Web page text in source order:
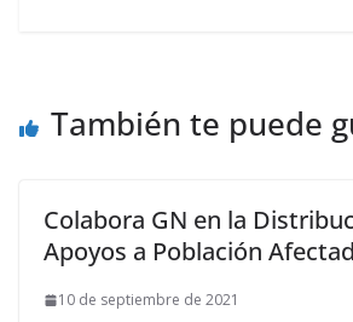
También te puede
Colabora GN en la
Apoyos a Población
10 de septiembre de 2021